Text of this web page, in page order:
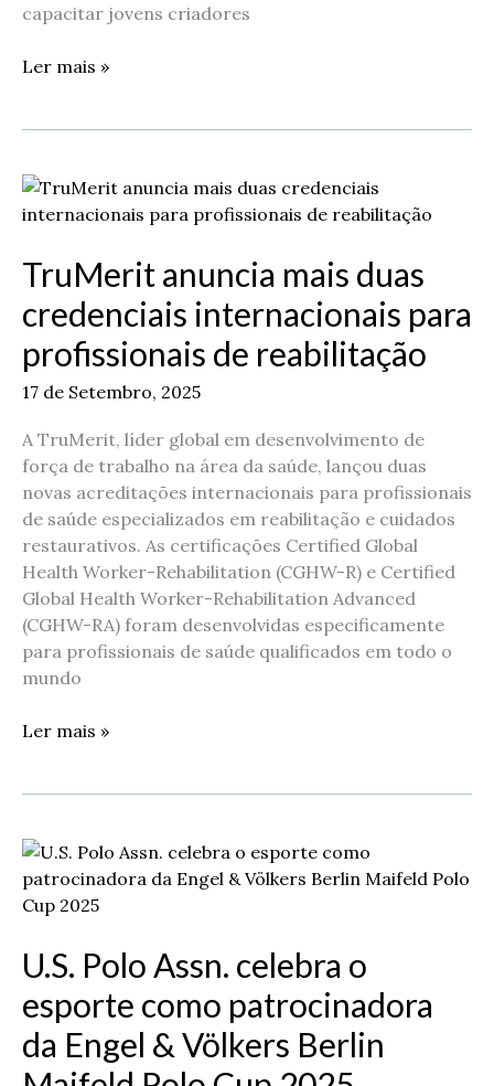
capacitar jovens criadores
Ler mais »
TruMerit anuncia mais duas
credenciais internacionais para
profissionais de reabilitação
17 de Setembro, 2025
A TruMerit, líder global em desenvolvimento de
força de trabalho na área da saúde, lançou duas
novas acreditações internacionais para profissionais
de saúde especializados em reabilitação e cuidados
restaurativos. As certificações Certified Global
Health Worker-Rehabilitation (CGHW-R) e Certified
Global Health Worker-Rehabilitation Advanced
(CGHW-RA) foram desenvolvidas especificamente
para profissionais de saúde qualificados em todo o
mundo
TruMerit
anuncia
duas
credenciais
internacionais
para
profissionais
de
Ler mais »
U.S. Polo Assn. celebra o
esporte como patrocinadora
da Engel & Völkers Berlin
U.S.
Polo
Assn.
o
esporte
como
patrocinadora
da